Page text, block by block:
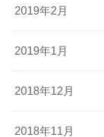
2019年2月
2019年1月
2018年12月
2018年11月